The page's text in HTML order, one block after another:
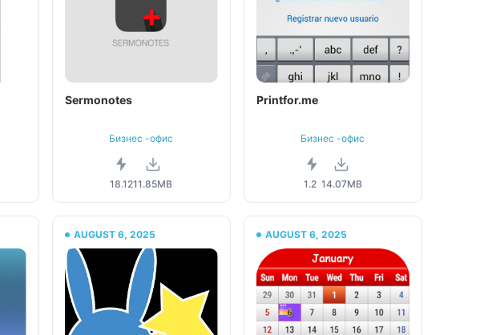
Sermonotes
Бизнес -офис
18.1211.85MB
Printfor.me
Бизнес -офис
1.2 14.07MB
AUGUST 6, 2025 AUGUST 6, 2025